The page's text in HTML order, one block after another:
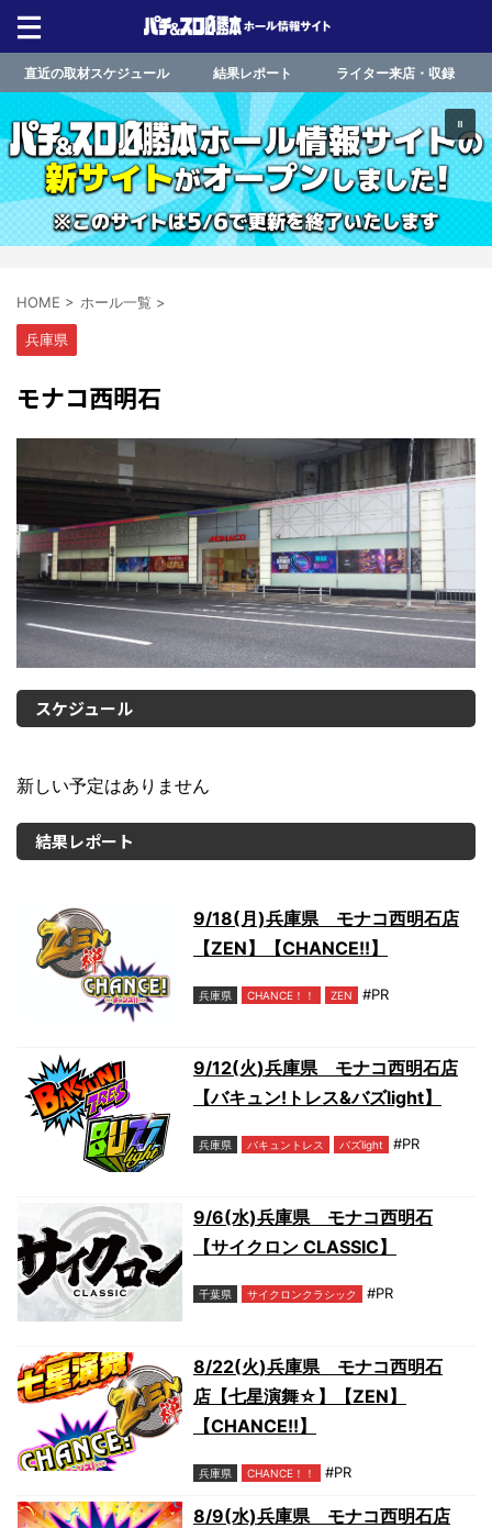
直近の取材スケジュール 結果レポート ライター来店・収録
HOME > ホール一覧 >
兵庫県
モナコ西明石
スケジュール
新しい予定はありません
結果レポート
9/18(月)兵庫県 モナコ西明石店
【ZEN】【CHANCE!!】
兵庫県 CHANCE！！ ZEN #PR
9/12(火)兵庫県 モナコ西明石店
【バキュン!トレス&バズlight】
兵庫県 バキュントレス バズlight #PR
9/6(水)兵庫県 モナコ西明石
【サイクロン CLASSIC】
千葉県 サイクロンクラシック #PR
8/22(火)兵庫県 モナコ西明石
店【七星演舞☆】【ZEN】
【CHANCE!!】
兵庫県 CHANCE！！ #PR
8/9(水)兵庫県 モナコ西明石店